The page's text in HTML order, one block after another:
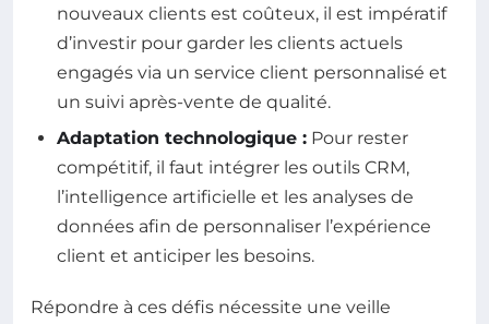
nouveaux clients est coûteux, il est impératif
d’investir pour garder les clients actuels
engagés via un service client personnalisé et
un suivi après-vente de qualité.
Adaptation technologique : Pour rester
compétitif, il faut intégrer les outils CRM,
l’intelligence artificielle et les analyses de
données afin de personnaliser l’expérience
client et anticiper les besoins.
Répondre à ces défis nécessite une veille